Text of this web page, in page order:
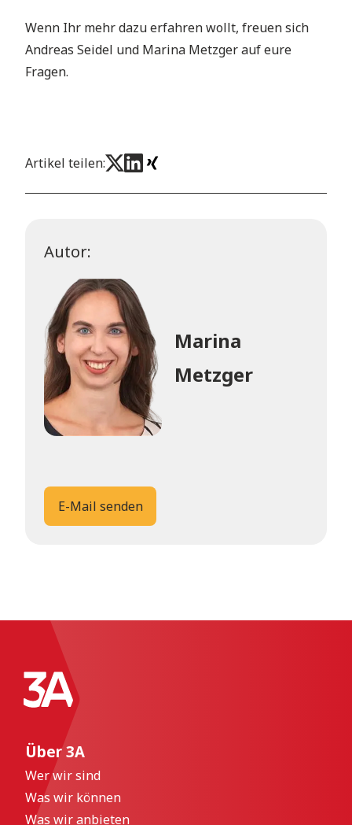
Wenn Ihr mehr dazu erfahren wollt, freuen sich
Andreas Seidel und Marina Metzger auf eure
Fragen.
Artikel teilen:
Autor:
Marina
Metzger
E-Mail senden
Über 3A
Wer wir sind
Was wir können
Was wir anbieten